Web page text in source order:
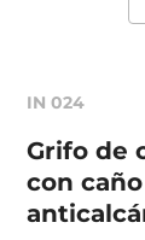
IN 024
Grifo de
con